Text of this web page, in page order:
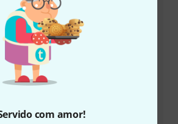
com amor!
+49-9546-9223-645
apoio ao cliente está aqui para o
questões ou problemas
cliente à mão
Central)